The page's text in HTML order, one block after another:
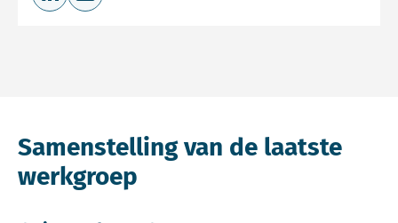
Deel op LinkedIn
Deel via e-mail
Samenstelling van de laatste
werkgroep